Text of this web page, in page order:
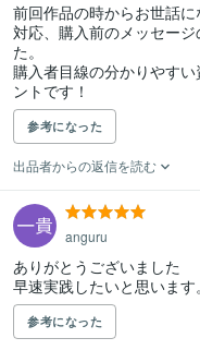
前回作品の時からお世話
対応、購入前のメッセー
た。
購入者目線の分かりやす
ントです！
参考になった
出品者からの返信を読む
anguru
ありがとうございました
早速実践したいと思います。
参考になった